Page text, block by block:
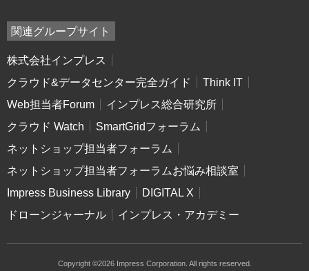
関連グループサイト
株式会社インプレス
クラウド&データセンター完全ガイド
Think IT
Web担当者Forum
インプレス総合研究所
クラウド Watch
SmartGridフォーラム
ネットショップ担当者フォーラム
ネットショップ担当者フォーラムお悩み相談室
Impress Business Library
DIGITAL X
ドローンジャーナル
インプレス・アカデミー
Copyright ©2026 Impress Corporation. All rights reserved.